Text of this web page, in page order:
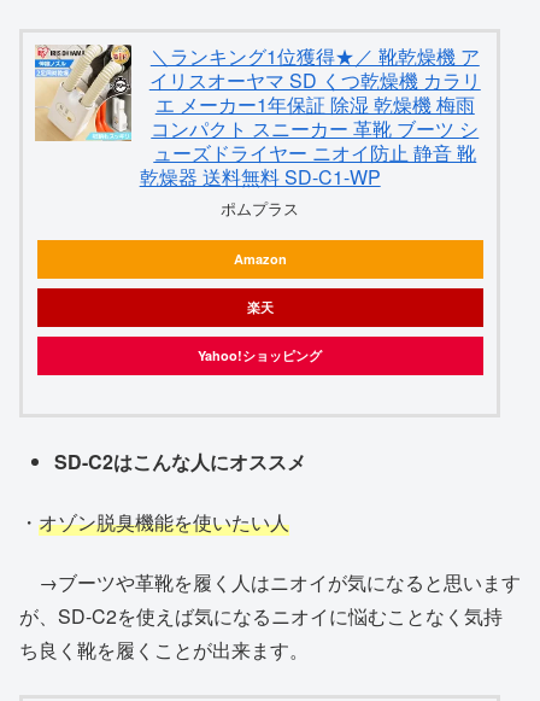
＼ランキング1位獲得★／ 靴乾燥機 ア
イリスオーヤマ SD くつ乾燥機 カラリ
エ メーカー1年保証 除湿 乾燥機 梅雨
コンパクト スニーカー 革靴 ブーツ シ
ューズドライヤー ニオイ防止 静音 靴
乾燥器 送料無料 SD-C1-WP
ポムプラス
Amazon
楽天
Yahoo!ショッピング
SD-C2はこんな人にオススメ
・ オゾン脱臭機能を使いたい人
→ブーツや革靴を履く人はニオイが気になると思います
が、SD-C2を使えば気になるニオイに悩むことなく気持
ち良く靴を履くことが出来ます。